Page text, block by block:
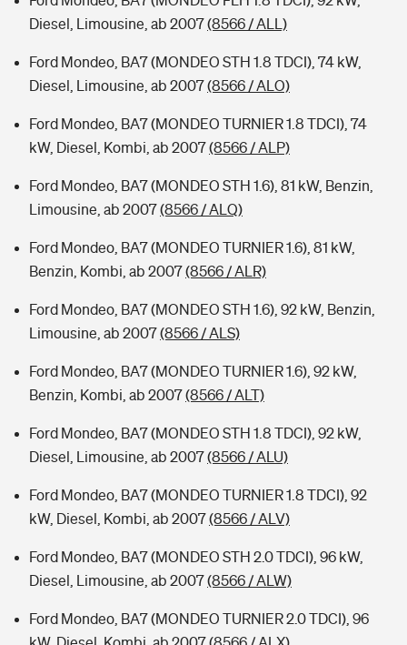
Diesel, Limousine, ab 2007(8566 / ALL)
Ford Mondeo, BA7 (MONDEO STH 1.8 TDCI), 74 kW,
Diesel, Limousine, ab 2007(8566 / ALO)
Ford Mondeo, BA7 (MONDEO TURNIER 1.8 TDCI), 74
kW, Diesel, Kombi, ab 2007(8566 / ALP)
Ford Mondeo, BA7 (MONDEO STH 1.6), 81 kW, Benzin,
Limousine, ab 2007(8566 / ALQ)
Ford Mondeo, BA7 (MONDEO TURNIER 1.6), 81 kW,
Benzin, Kombi, ab 2007(8566 / ALR)
Ford Mondeo, BA7 (MONDEO STH 1.6), 92 kW, Benzin,
Limousine, ab 2007(8566 / ALS)
Ford Mondeo, BA7 (MONDEO TURNIER 1.6), 92 kW,
Benzin, Kombi, ab 2007(8566 / ALT)
Ford Mondeo, BA7 (MONDEO STH 1.8 TDCI), 92 kW,
Diesel, Limousine, ab 2007(8566 / ALU)
Ford Mondeo, BA7 (MONDEO TURNIER 1.8 TDCI), 92
kW, Diesel, Kombi, ab 2007(8566 / ALV)
Ford Mondeo, BA7 (MONDEO STH 2.0 TDCI), 96 kW,
Diesel, Limousine, ab 2007(8566 / ALW)
Ford Mondeo, BA7 (MONDEO TURNIER 2.0 TDCI), 96